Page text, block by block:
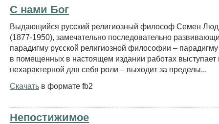
С нами Бог
Выдающийся русский религиозный философ Семен
(1877-1950), замечательно последовательно
парадигму русской религиозной философии –
в помещенных в настоящем издании работах выступает
нехарактерной для себя роли – выходит за пределы...
Скачать в формате fb2
Непостижимое